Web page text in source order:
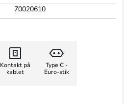
70020610
Kontakt på
kablet
Type C -
Euro-stik